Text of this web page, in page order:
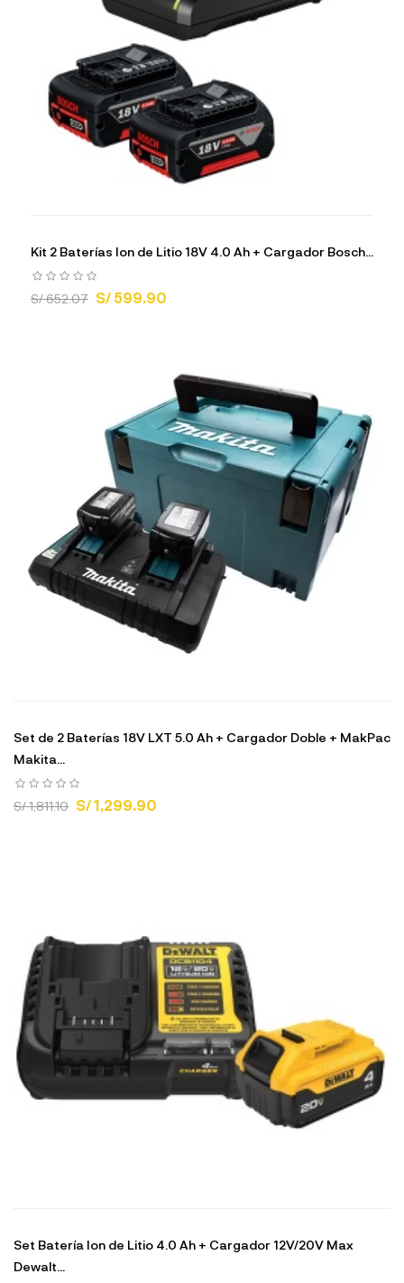
Kit 2 Baterías Ion de Litio 18V 4.0 Ah + Cargador Bosch...
S/ 652.07 S/ 599.90
Set de 2 Baterías 18V LXT 5.0 Ah + Cargador Doble + MakPac
Makita...
S/ 1,811.10 S/ 1,299.90
Set Batería Ion de Litio 4.0 Ah + Cargador 12V/20V Max
Dewalt...